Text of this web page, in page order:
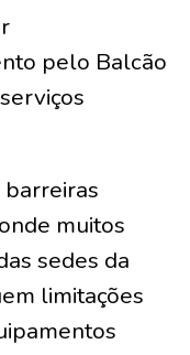
pelo Balcão
barreiras
muitos
sedes da
limitações